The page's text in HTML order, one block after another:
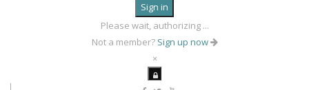
Sign in
Please wait, authorizing ...
Not a member? Sign up now
×